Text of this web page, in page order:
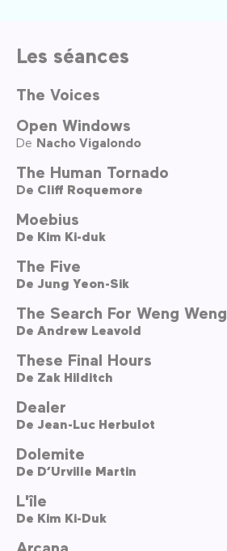
Les séances
The Voices
Open Windows
De Nacho Vigalondo
The Human Tornado
De Cliff Roquemore
Moebius
De Kim Ki-duk
The Five
De Jung Yeon-Sik
The Search For Weng Weng
De Andrew Leavold
These Final Hours
De Zak Hilditch
Dealer
De Jean-Luc Herbulot
Dolemite
De D’Urville Martin
L'île
De Kim Ki-Duk
Arcana